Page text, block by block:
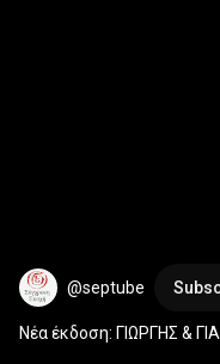
@septube
Νέα έκδοση: ΓΙΩΡΓΗΣ &